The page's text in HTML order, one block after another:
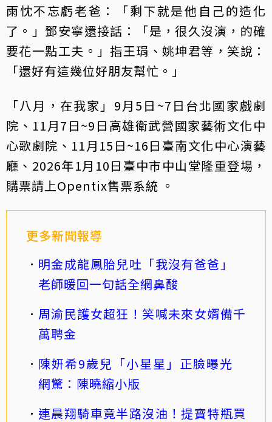
雨忱不忘虧老爸：「剩下就是他自己的造化
了。」鄧安寧還接話：「是，很久沒演，的確
要花一點工夫。」指王琄、姚坤君等，笑說：
「還好有這幾位好朋友幫忙。」
「八月，在我家」9月5日~7日台北國家戲劇
院、11月7日~9日高雄衛武營國家藝術文化中
心歌劇院、11月15日~16日臺南文化中心演藝
廳、2026年1月10日臺中市中山堂隆重登場，
購票請上Opentix售票系統 。
更多新聞報導
明金成龍鳳胎兒吐「我沒有爸爸」
老師暖回一句話全網鼻酸
周渝民護女超狂！笑喊未來女婿備千
萬聘金
陳妍希9歲兒「小星星」正臉曝光
網驚：陳曉縮小版
連晨翔騎車竟半路沒油！提寶特瓶買